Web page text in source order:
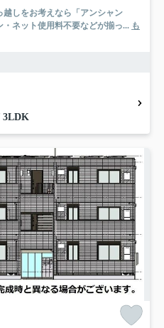
しをお考えなら「アンシャン
ネット使用料不要などが揃っ... も
3LDK